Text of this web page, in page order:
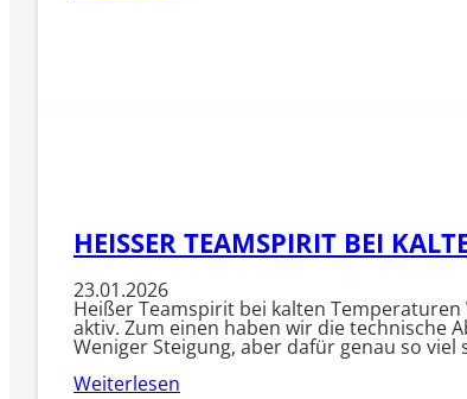
HEISSER TEAMSPIRIT BEI
23.01.2026
Heißer Teamspirit bei kalten
aktiv. Zum einen haben wir die technische
Weniger Steigung, aber dafür genau so
Weiterlesen